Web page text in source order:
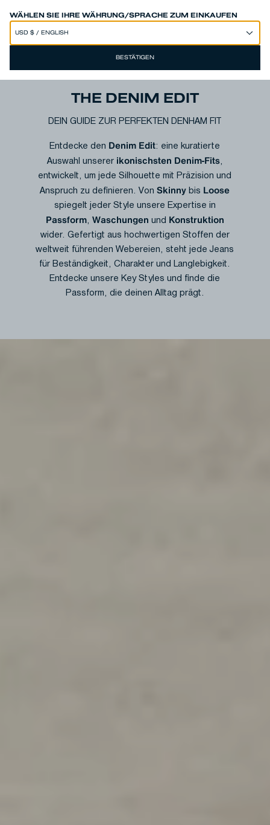
WÄHLEN SIE IHRE WÄHRUNG/SPRACHE ZUM EINKAUFEN
BESTÄTIGEN
SPEND 250€ OR MORE & GET EXTRA 10% OFF AT CHECKOUT
THE DENIM EDIT
DEIN GUIDE ZUR PERFEKTEN DENHAM FIT
Entdecke den Denim Edit: eine kuratierte
Auswahl unserer ikonischsten Denim-Fits,
entwickelt, um jede Silhouette mit Präzision und
Anspruch zu definieren. VonSkinny bis Loose
spiegelt jeder Style unsere Expertise in
Passform, Waschungen und Konstruktion
wider. Gefertigt aus hochwertigen Stoffen der
weltweit führenden Webereien, steht jede Jeans
für Beständigkeit, Charakter und Langlebigkeit.
Entdecke unsere Key Styles und finde die
Passform, die deinen Alltag prägt.